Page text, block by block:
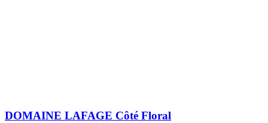
DOMAINE LAFAGE Côté Floral